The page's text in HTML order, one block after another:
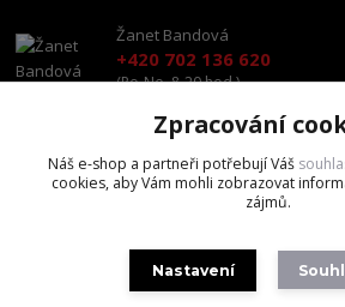
Žanet Bandová
+420 702 136 620
(Po-Ne, 8-20 hod.)
shop@brandscapital.cz
Zpracování
Náš e-shop a partneři potřebují Váš
cookies, aby Vám mohli zobrazovat
zájmů.
Nastavení